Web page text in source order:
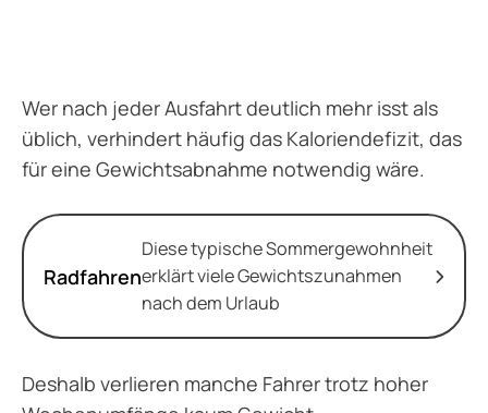
Wer nach jeder Ausfahrt deutlich mehr isst als
üblich, verhindert häufig das Kaloriendefizit, das
für eine Gewichtsabnahme notwendig wäre.
Radfahren
Diese typische Sommergewohnheit
erklärt viele Gewichtszunahmen
nach dem Urlaub
Deshalb verlieren manche Fahrer trotz hoher